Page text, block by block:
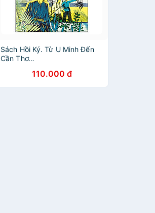
Sách Hồi Ký. Từ U Minh Đến
Cần Thơ…
110.000 đ